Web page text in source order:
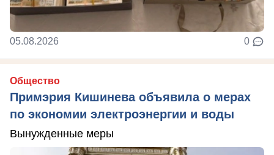
05.08.2026 0
Общество
Примэрия Кишинева объявила о мерах
по экономии электроэнергии и воды
Вынужденные меры